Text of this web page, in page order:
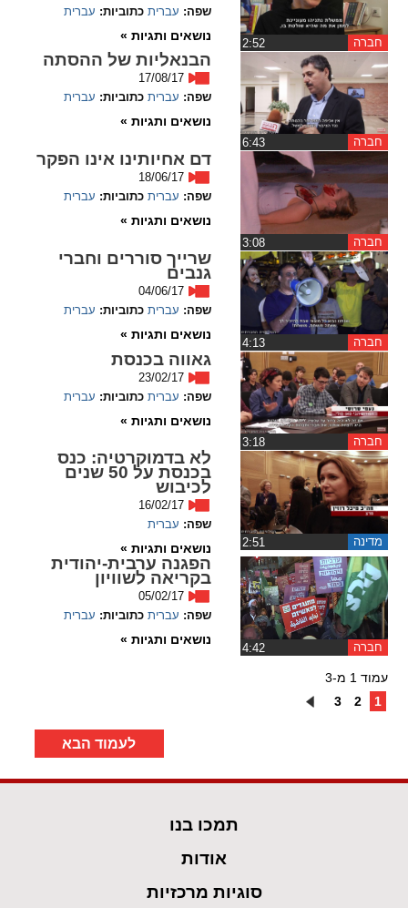
cached
ההגדרות
flag
השארת
משוב
חברה
שפה: עברית כתוביות: עברית
נושאים ותגיות »
חברה
הבנאליות של ההסתה
17/08/17
שפה: עברית כתוביות: עברית
נושאים ותגיות »
חברה
דם אחיותינו אינו הפקר
18/06/17
שפה: עברית כתוביות: עברית
נושאים ותגיות »
חברה
שרייך סוררים וחברי
גנבים
04/06/17
שפה: עברית כתוביות: עברית
נושאים ותגיות »
חברה
גאווה בכנסת
23/02/17
שפה: עברית כתוביות: עברית
נושאים ותגיות »
מדינה
לא בדמוקרטיה: כנס
בכנסת על 50 שנים
לכיבוש
16/02/17
שפה: עברית
נושאים ותגיות »
חברה
הפגנה ערבית-יהודית
בקריאה לשוויון
05/02/17
שפה: עברית כתוביות: עברית
נושאים ותגיות »
עמוד 1 מ-3
1
2
3
לעמוד הבא
תמכו בנו
אודות
סוגיות מרכזיות